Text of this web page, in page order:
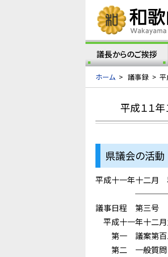
議長からのご挨拶
ホーム > 議事録 > 平
平成１１
県議会の活動
平成十一年十二月
議事日程 第三号
平成十一年十二月
第一 議案第百二
第二 一般質問